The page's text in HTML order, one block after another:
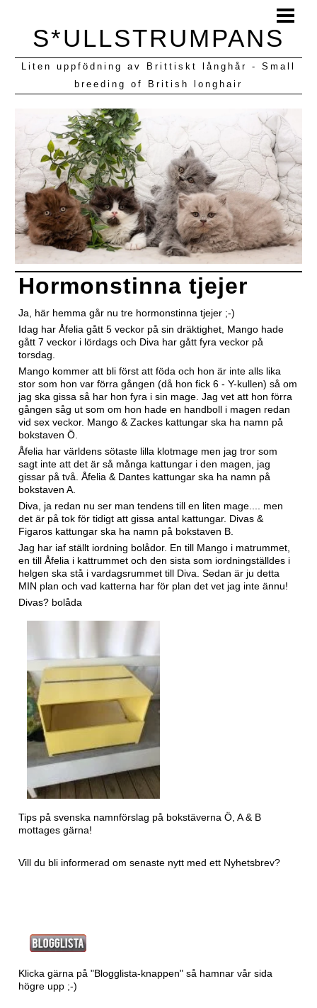
BLOGG
KULLAR VI HAFT
S*ULLSTRUMPANS
Liten uppfödning av Brittiskt långhår - Small
breeding of British longhair
Hormonstinna tjejer
Ja, här hemma går nu tre hormonstinna tjejer ;-)
Idag har Åfelia gått 5 veckor på sin dräktighet, Mango hade
gått 7 veckor i lördags och Diva har gått fyra veckor på
torsdag.
Mango kommer att bli först att föda och hon är inte alls lika
stor som hon var förra gången (då hon fick 6 - Y-kullen) så om
jag ska gissa så har hon fyra i sin mage. Jag vet att hon förra
gången såg ut som om hon hade en handboll i magen redan
vid sex veckor. Mango & Zackes kattungar ska ha namn på
bokstaven Ö.
Åfelia har världens sötaste lilla klotmage men jag tror som
sagt inte att det är så många kattungar i den magen, jag
gissar på två. Åfelia & Dantes kattungar ska ha namn på
bokstaven A.
Diva, ja redan nu ser man tendens till en liten mage.... men
det är på tok för tidigt att gissa antal kattungar. Divas &
Figaros kattungar ska ha namn på bokstaven B.
Jag har iaf ställt iordning bolådor. En till Mango i matrummet,
en till Åfelia i kattrummet och den sista som iordningställdes i
helgen ska stå i vardagsrummet till Diva. Sedan är ju detta
MIN plan och vad katterna har för plan det vet jag inte ännu!
Divas? bolåda
Tips på svenska namnförslag på bokstäverna Ö, A & B
mottages gärna!
Vill du bli informerad om senaste nytt med ett Nyhetsbrev?
Klicka gärna på "Blogglista-knappen" så hamnar vår sida
högre upp ;-)